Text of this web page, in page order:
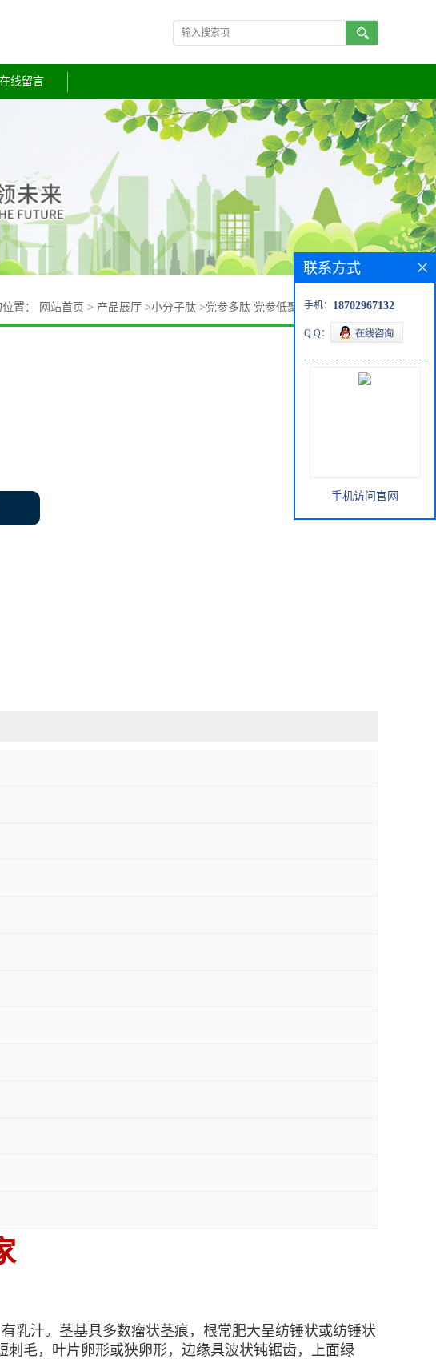
在线留言
置： 网站首页 > 产品展厅 >小分子肽 >党参多肽 党参低聚肽80% 小分子肽
乳汁。茎基具多数瘤状茎痕，根常肥大呈纺锤状或纺锤状
毛，叶片卵形或狭卵形，边缘具波状钝锯齿，上面绿
联系方式
手机： 18702967132
Q Q：
手机访问官网